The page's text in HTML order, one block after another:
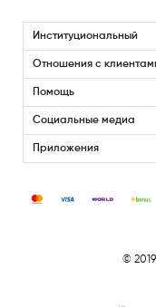
Институциональный
Отношения с
Помощь
Социальные медиа
Приложения
© 2019